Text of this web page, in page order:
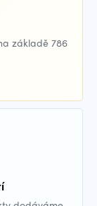
základě 786